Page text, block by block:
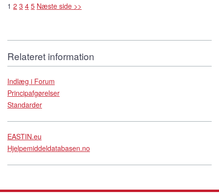
1 2 3 4 5 Næste side >>
Relateret information
Indlæg i Forum
Principafgørelser
Standarder
EASTIN.eu
Hjelpemiddeldatabasen.no